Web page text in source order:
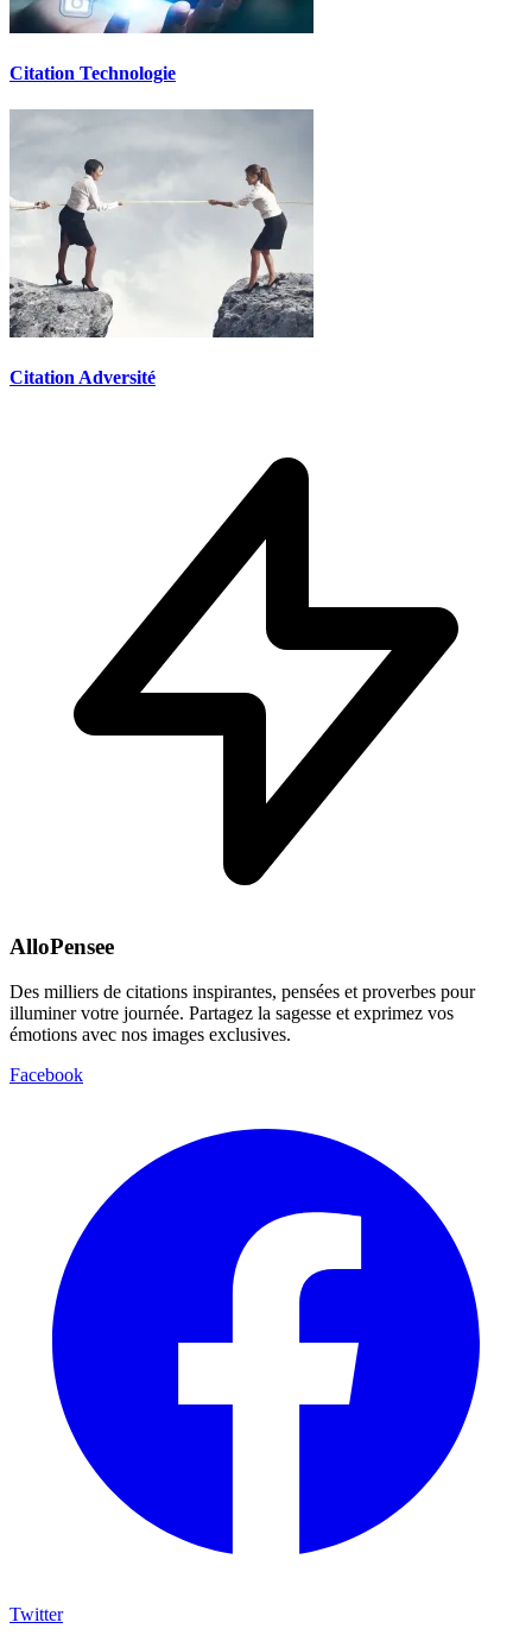
Citation Technologie
Citation Adversité
AlloPensee
Des milliers de citations inspirantes, pensées et proverbes pour
illuminer votre journée. Partagez la sagesse et exprimez vos
émotions avec nos images exclusives.
Facebook
Twitter